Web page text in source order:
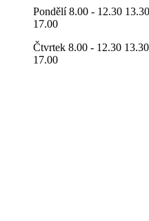
Pondělí 8.00 - 12.30
17.00
Čtvrtek 8.00 - 12.30
17.00